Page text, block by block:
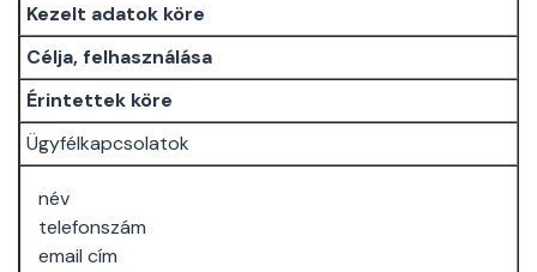
Kezelt adatok köre
Célja, felhasználása
Érintettek köre
Ügyfélkapcsolatok
név
telefonszám
email cím